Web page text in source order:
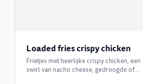
Loaded fries crispy chicken
Frietjes met heerlijke crispy chicken, een
swirl van nacho cheese, gedroogde of